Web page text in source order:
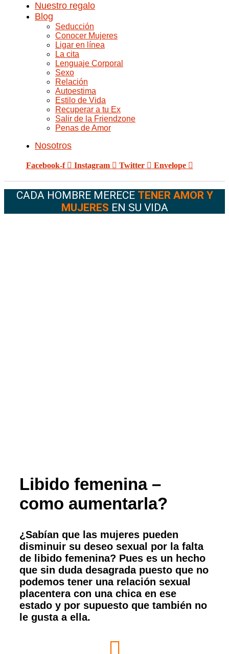
Nuestro regalo
Blog
Seducción
Conocer Mujeres
Ligar en línea
La cita
Lenguaje Corporal
Sexo
Relación
Autoestima
Estilo de Vida
Recuperar a tu Ex
Salir de la Friendzone
Penas de Amor
Nosotros
Facebook-f Instagram Twitter Envelope
CADA HOMBRE MERECE TENER AMOR Y
MUJERES EN SU VIDA
Libido femenina –
como aumentarla?
¿Sabían que las mujeres pueden
disminuir su deseo sexual por la falta
de libido femenina? Pues es un hecho
que sin duda desagrada puesto que no
podemos tener una relación sexual
placentera con una chica en ese
estado y por supuesto que también no
le gusta a ella.